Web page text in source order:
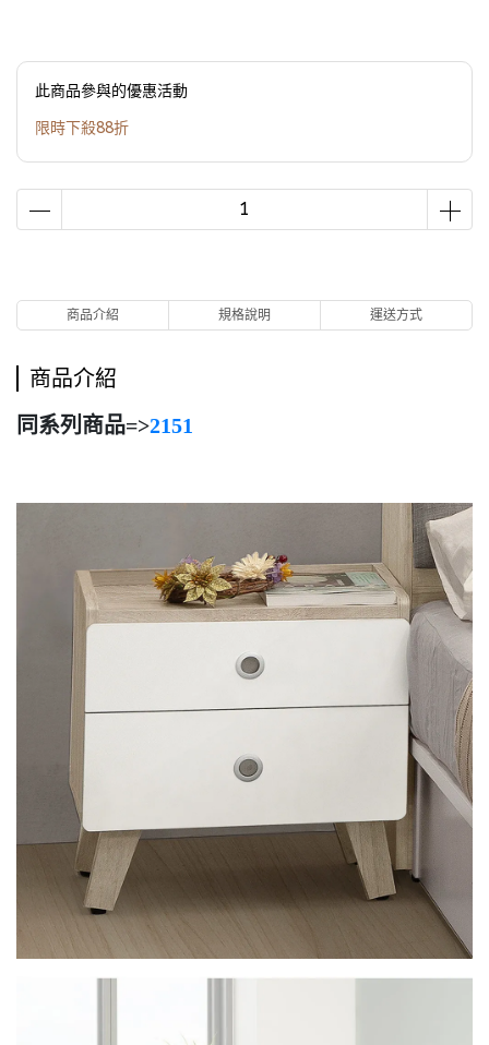
此商品參與的優惠活動
限時下殺88折
商品介紹 規格說明 運送方式
商品介紹
同系列商品=>2151